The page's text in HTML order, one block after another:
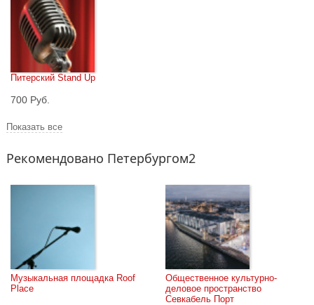
Питерский Stand Up
700 Руб.
Показать все
Рекомендовано Петербургом2
Музыкальная площадка Roof
Place
Общественное культурно-
деловое пространство
Севкабель Порт